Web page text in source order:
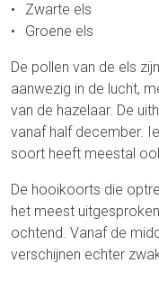
Zwarte els
Groene els
De pollen van de els
aanwezig in de lucht,
van de hazelaar. De
vanaf half december.
soort heeft meestal
De hooikoorts die
het meest
ochtend. Vanaf de
verschijnen echter